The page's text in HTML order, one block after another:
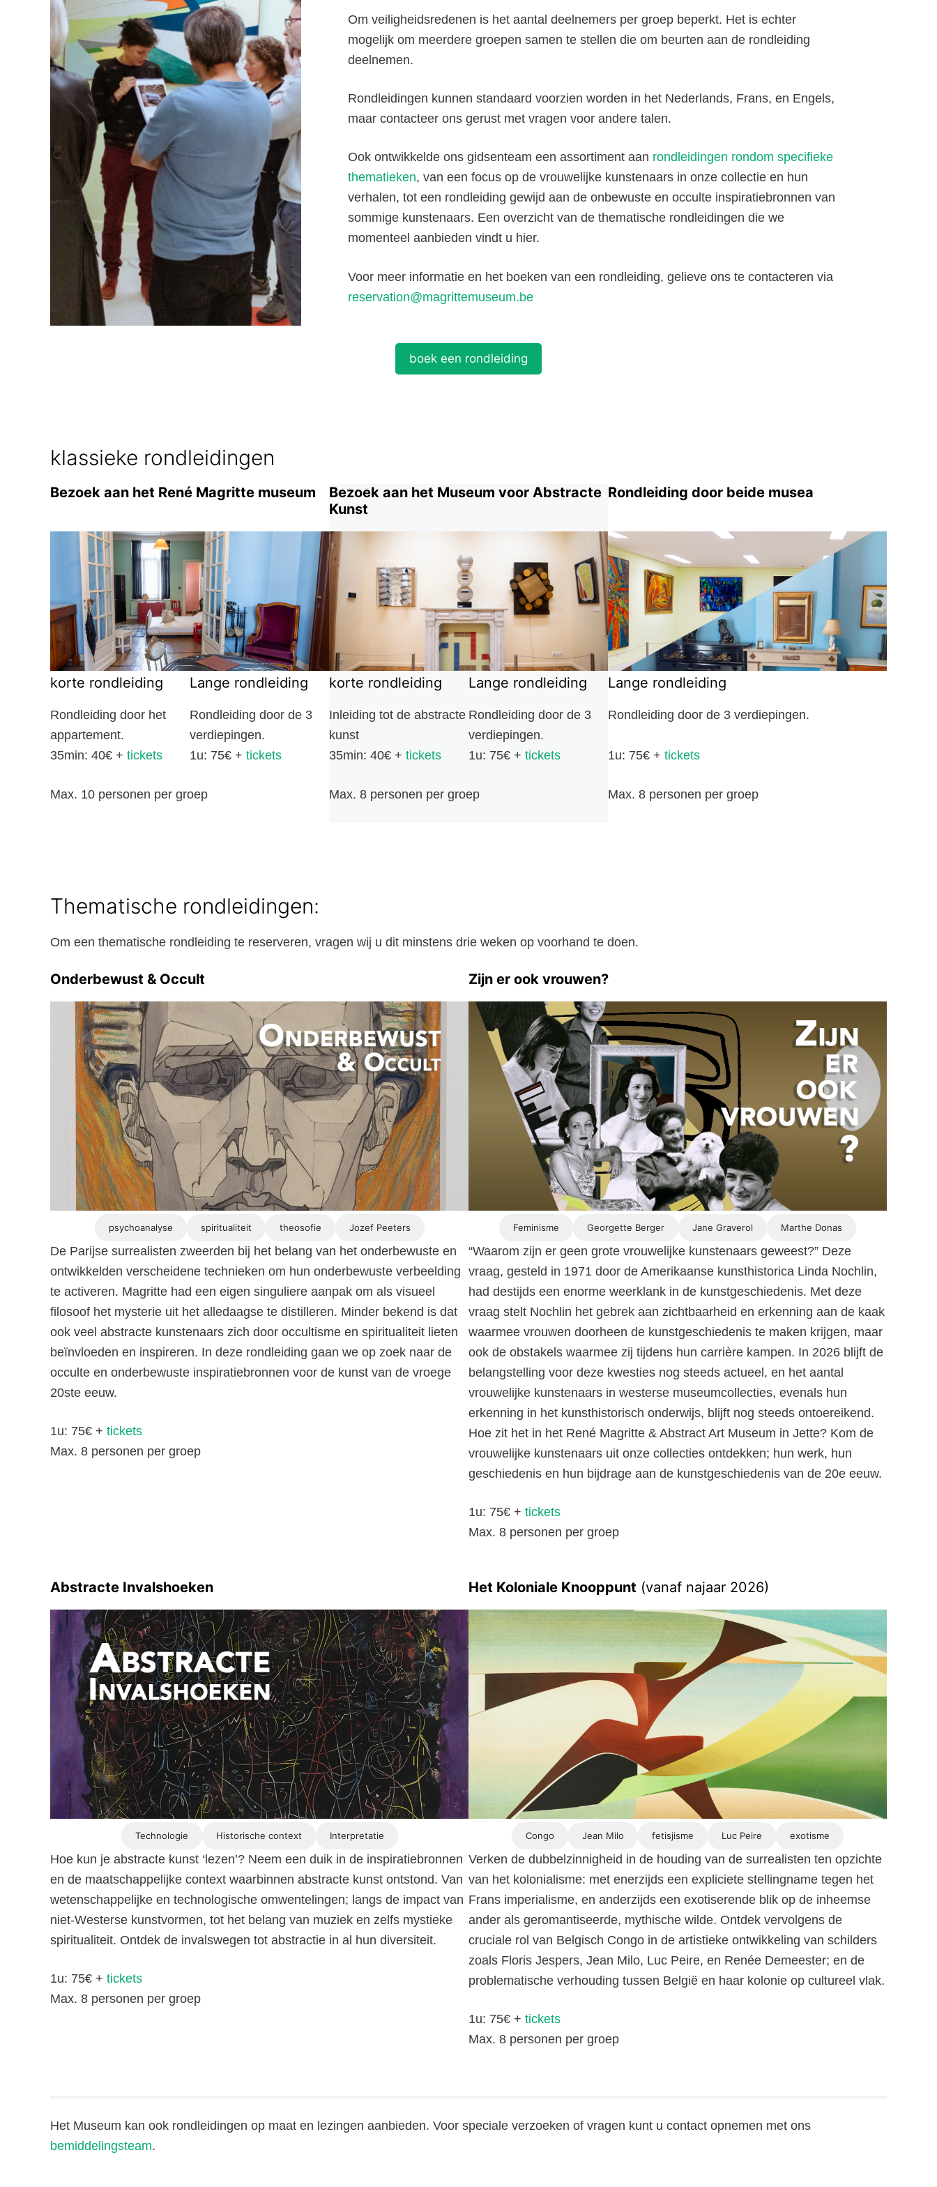
Om veiligheidsredenen is het aantal deelnemers per groep beperkt. Het is echter
mogelijk om meerdere groepen samen te stellen die om beurten aan de rondleiding
deelnemen.
Rondleidingen kunnen standaard voorzien worden in het Nederlands, Frans, en Engels,
maar contacteer ons gerust met vragen voor andere talen.
Ook ontwikkelde ons gidsenteam een assortiment aan rondleidingen rondom specifieke
thematieken, van een focus op de vrouwelijke kunstenaars in onze collectie en hun
verhalen, tot een rondleiding gewijd aan de onbewuste en occulte inspiratiebronnen van
sommige kunstenaars. Een overzicht van de thematische rondleidingen die we
momenteel aanbieden vindt u hier.
Voor meer informatie en het boeken van een rondleiding, gelieve ons te contacteren via
reservation@magrittemuseum.be
boek een rondleiding
klassieke rondleidingen
Bezoek aan het René Magritte museum
korte rondleiding
Rondleiding door het
appartement.
35min: 40€ + tickets
Lange rondleiding
Rondleiding door de 3
verdiepingen.
1u: 75€ + tickets
Max. 10 personen per groep
Bezoek aan het Museum voor Abstracte
Kunst
korte rondleiding
Inleiding tot de abstracte
kunst
35min: 40€ + tickets
Lange rondleiding
Rondleiding door de 3
verdiepingen.
1u: 75€ + tickets
Max. 8 personen per groep
Rondleiding door beide musea
Lange rondleiding
Rondleiding door de 3 verdiepingen.
1u: 75€ + tickets
Max. 8 personen per groep
Thematische rondleidingen:
Om een thematische rondleiding te reserveren, vragen wij u dit minstens drie weken op voorhand te doen.
Onderbewust & Occult
psychoanalyse spiritualiteit theosofie Jozef Peeters
De Parijse surrealisten zweerden bij het belang van het onderbewuste en
ontwikkelden verscheidene technieken om hun onderbewuste verbeelding
te activeren. Magritte had een eigen singuliere aanpak om als visueel
filosoof het mysterie uit het alledaagse te distilleren. Minder bekend is dat
ook veel abstracte kunstenaars zich door occultisme en spiritualiteit lieten
beïnvloeden en inspireren. In deze rondleiding gaan we op zoek naar de
occulte en onderbewuste inspiratiebronnen voor de kunst van de vroege
20ste eeuw.
1u: 75€ + tickets
Max. 8 personen per groep
Zijn er ook vrouwen?
Feminisme Georgette Berger Jane Graverol Marthe Donas
“Waarom zijn er geen grote vrouwelijke kunstenaars geweest?” Deze
vraag, gesteld in 1971 door de Amerikaanse kunsthistorica Linda Nochlin,
had destijds een enorme weerklank in de kunstgeschiedenis. Met deze
vraag stelt Nochlin het gebrek aan zichtbaarheid en erkenning aan de kaak
waarmee vrouwen doorheen de kunstgeschiedenis te maken krijgen, maar
ook de obstakels waarmee zij tijdens hun carrière kampen. In 2026 blijft de
belangstelling voor deze kwesties nog steeds actueel, en het aantal
vrouwelijke kunstenaars in westerse museumcollecties, evenals hun
erkenning in het kunsthistorisch onderwijs, blijft nog steeds ontoereikend.
Hoe zit het in het René Magritte & Abstract Art Museum in Jette? Kom de
vrouwelijke kunstenaars uit onze collecties ontdekken; hun werk, hun
geschiedenis en hun bijdrage aan de kunstgeschiedenis van de 20e eeuw.
1u: 75€ + tickets
Max. 8 personen per groep
Abstracte Invalshoeken
Technologie Historische context Interpretatie
Hoe kun je abstracte kunst ‘lezen’? Neem een duik in de inspiratiebronnen
en de maatschappelijke context waarbinnen abstracte kunst ontstond. Van
wetenschappelijke en technologische omwentelingen; langs de impact van
niet-Westerse kunstvormen, tot het belang van muziek en zelfs mystieke
spiritualiteit. Ontdek de invalswegen tot abstractie in al hun diversiteit.
1u: 75€ + tickets
Max. 8 personen per groep
Het Koloniale Knooppunt (vanaf najaar 2026)
Congo Jean Milo fetisjisme Luc Peire exotisme
Verken de dubbelzinnigheid in de houding van de surrealisten ten opzichte
van het kolonialisme: met enerzijds een expliciete stellingname tegen het
Frans imperialisme, en anderzijds een exotiserende blik op de inheemse
ander als geromantiseerde, mythische wilde. Ontdek vervolgens de
cruciale rol van Belgisch Congo in de artistieke ontwikkeling van schilders
zoals Floris Jespers, Jean Milo, Luc Peire, en Renée Demeester; en de
problematische verhouding tussen België en haar kolonie op cultureel vlak.
1u: 75€ + tickets
Max. 8 personen per groep
Het Museum kan ook rondleidingen op maat en lezingen aanbieden. Voor speciale verzoeken of vragen kunt u contact opnemen met ons
bemiddelingsteam.